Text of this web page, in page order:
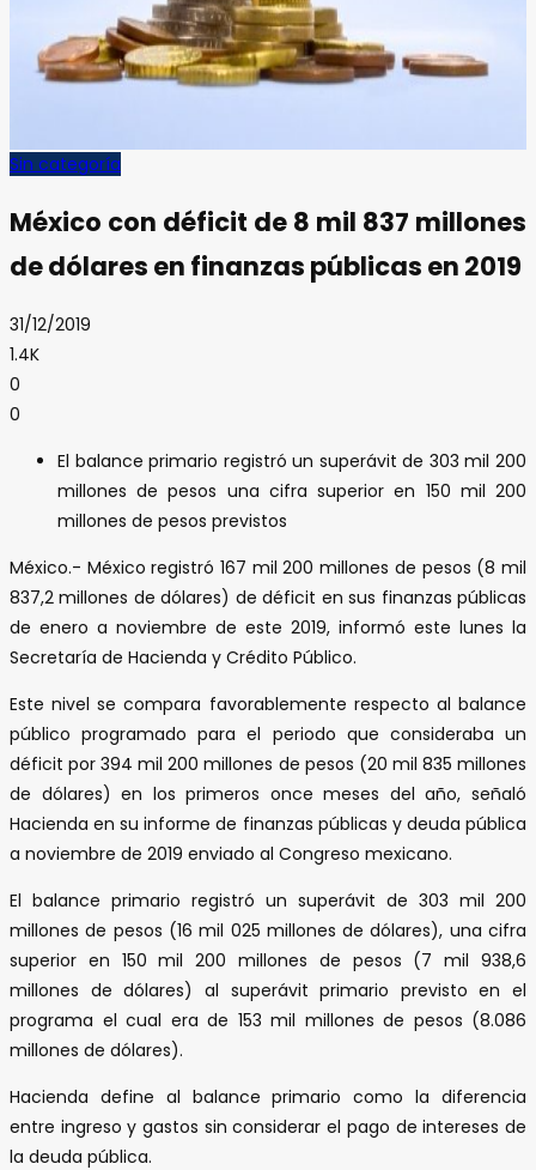
Sin categoría
México con déficit de 8 mil 837 millones
de dólares en finanzas públicas en 2019
31/12/2019
1.4K
0
0
El balance primario registró un superávit de 303 mil 200
millones de pesos una cifra superior en 150 mil 200
millones de pesos previstos
México.- México registró 167 mil 200 millones de pesos (8 mil
837,2 millones de dólares) de déficit en sus finanzas públicas
de enero a noviembre de este 2019, informó este lunes la
Secretaría de Hacienda y Crédito Público.
Este nivel se compara favorablemente respecto al balance
público programado para el periodo que consideraba un
déficit por 394 mil 200 millones de pesos (20 mil 835 millones
de dólares) en los primeros once meses del año, señaló
Hacienda en su informe de finanzas públicas y deuda pública
a noviembre de 2019 enviado al Congreso mexicano.
El balance primario registró un superávit de 303 mil 200
millones de pesos (16 mil 025 millones de dólares), una cifra
superior en 150 mil 200 millones de pesos (7 mil 938,6
millones de dólares) al superávit primario previsto en el
programa el cual era de 153 mil millones de pesos (8.086
millones de dólares).
Hacienda define al balance primario como la diferencia
entre ingreso y gastos sin considerar el pago de intereses de
la deuda pública.